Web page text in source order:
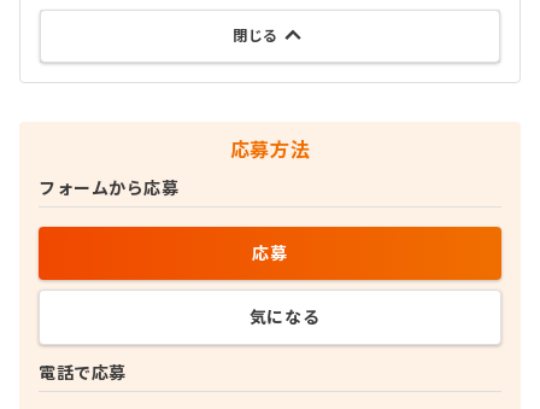
閉じる
応募方法
電話で応募
フォームから応募
応募
気になる